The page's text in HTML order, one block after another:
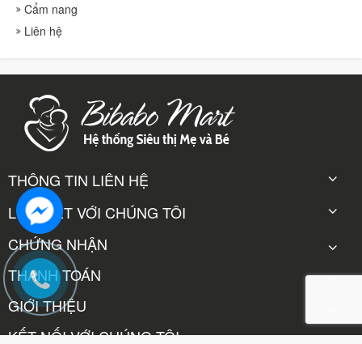
Cẩm nang
Liên hệ
THÔNG TIN LIÊN HỆ
LIÊN KẾT VỚI CHÚNG TÔI
CHỨNG NHẬN
THANH TOÁN
GIỚI THIỆU
KẾT NỐI VỚI CHÚNG TÔI